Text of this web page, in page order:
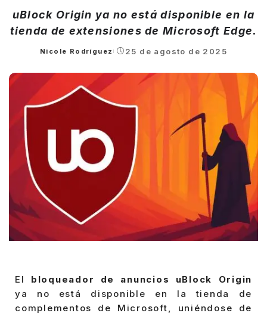
uBlock Origin ya no está disponible en la
tienda de extensiones de Microsoft Edge.
Posted
Nicole Rodríguez 25 de agosto de 2025
El bloqueador de anuncios uBlock Origin
ya no está disponible en la tienda de
complementos de Microsoft, uniéndose de